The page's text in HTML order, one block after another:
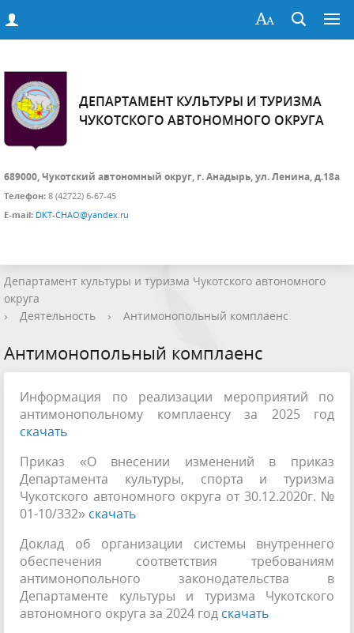
ДЕПАРТАМЕНТ КУЛЬТУРЫ И ТУРИЗМА
ЧУКОТСКОГО АВТОНОМНОГО ОКРУГА
689000, Чукотский автономный округ, г. Анадырь, ул. Ленина, д.18а
Телефон: 8 (42722) 6-67-45
E-mail: DKT-CHAO@yandex.ru
Департамент культуры и туризма Чукотского автономного
округа
›
Деятельность › Антимонопольный комплаенс
Антимонопольный комплаенс
Информация по реализации мероприятий по
антимонопольному комплаенсу за 2025 год
скачать
Приказ «О внесении изменений в приказ
Департамента культуры, спорта и туризма
Чукотского автономного округа от 30.12.2020г. №
01-10/332» скачать
Доклад об организации системы внутреннего
обеспечения соответствия требованиям
антимонопольного законодательства в
Департаменте культуры и туризма Чукотского
автономного округа за 2024 год скачать